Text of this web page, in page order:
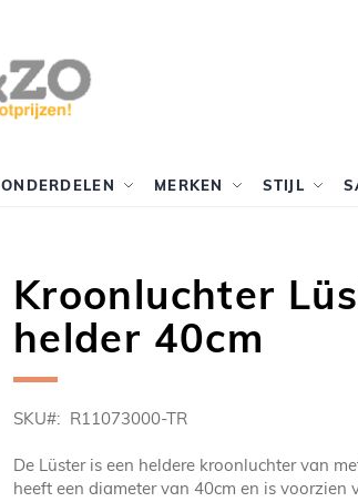
ONDERDELEN MERKEN STIJL
Kroonluchter
helder 40cm
SKU R11073000-TR
De Lüster is een heldere kroonluchter van
heeft een diameter van 40cm en is voorzien